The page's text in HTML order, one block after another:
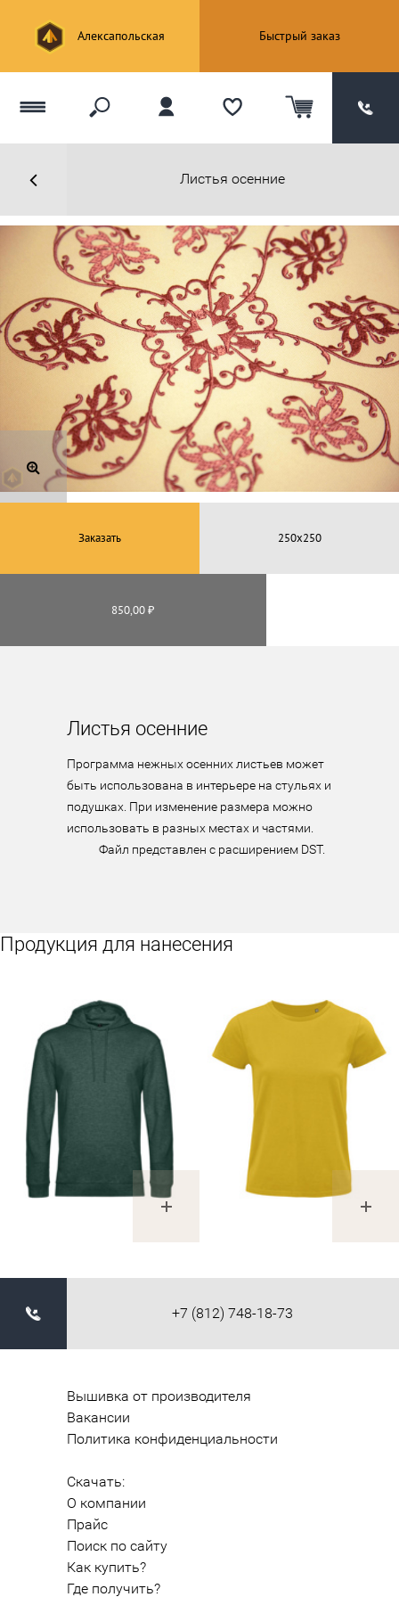
Алексапольская Быстрый заказ
Листья осенние
Листья осенние
Программа нежных осенних листьев может
быть использована в интерьере на стульях и
подушках. При изменение размера можно
использовать в разных местах и частями.
            Файл представлен с расширением DST.
Продукция для нанесения
850,00 ₽
Заказать
+7 (812) 748-18-73
Вышивка от производителя
Вакансии
Политика конфиденциальности
Скачать:
О компании
Прайс
Поиск по сайту
Как купить?
Где получить?